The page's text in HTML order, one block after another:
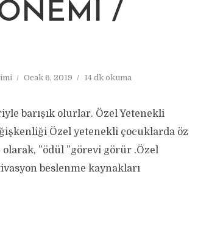
/
Ocak 6, 2019 14 dk okuma
barışık olurlar. Özel Yetenekli
Özel yetenekli çocuklarda öz
”ödül ”görevi görür .Özel
beslenme kaynakları